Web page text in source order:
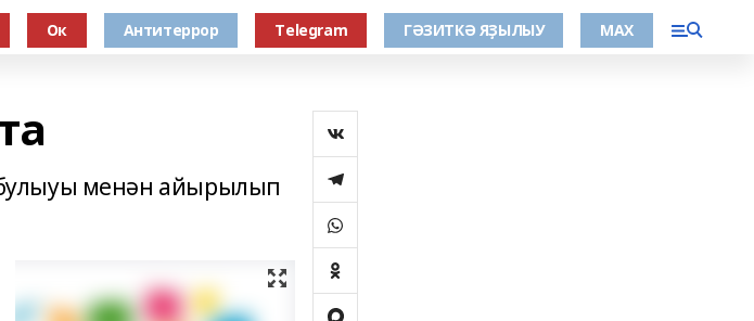
Ок Антитеррор Тelegram ГӘЗИТКӘ ЯҘЫЛЫУ МАХ
менән айырылып